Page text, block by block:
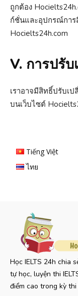
ถูกต้อง
ก์ชั่นและอุปกรณ์การ
Hocielts24h.com
V. การปรั
เราอาจมีสิทธิ์ปรับเป
บนเว็บไซต์
Tiếng Việt
ไทย
Học IELTS 24h chia
tự học, luyện thi
điểm cao trong kỳ thi